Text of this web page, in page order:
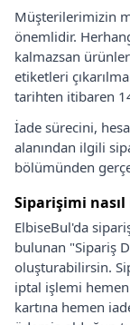
Müşterilerimizin
önemlidir.
kalmazsan
etiketleri
tarihten itibaren
İade sürecini,
alanından ilgili
bölümünden
Siparişimi
ElbiseBul'da
bulunan "Sipariş
oluşturabilirsin.
iptal işlemi
kartına hemen